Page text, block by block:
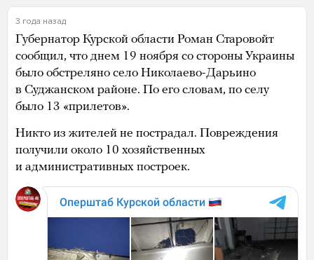
3 года назад
Губернатор Курской области Роман Старовойт
сообщил, что днем 19 ноября со стороны Украины
было обстреляно село Николаево-Дарьино
в Суджанском районе. По его словам, по селу
было 13 «прилетов».
Никто из жителей не пострадал. Повреждения
получили около 10 хозяйственных
и административных построек.